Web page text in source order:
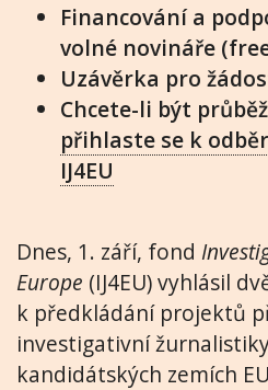
Financování a
volné novináře
Uzávěrka pro
Chcete-li být
přihlaste se k
IJ4EU
Dnes, 1. září, fond
Europe (IJ4EU) vyhlásil
k předkládání projektů
investigativní
kandidátských zemích